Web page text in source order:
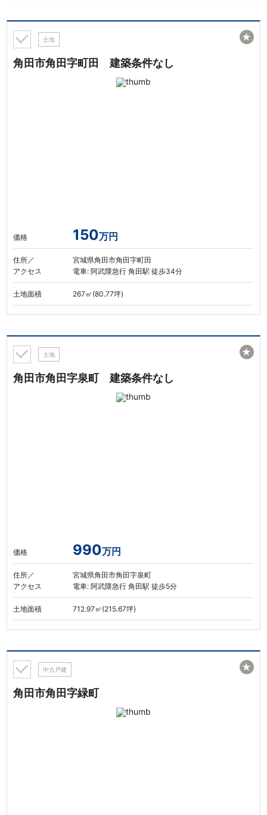
土地
角田市角田字町田 建築条件なし
価格 150万円
住所／
アクセス
宮城県角田市角田字町田
電車: 阿武隈急行 角田駅 徒歩34分
土地面積 267㎡(80.77坪)
★
土地
角田市角田字泉町 建築条件なし
価格 990万円
住所／
アクセス
宮城県角田市角田字泉町
電車: 阿武隈急行 角田駅 徒歩5分
土地面積 712.97㎡(215.67坪)
★
中古戸建
角田市角田字緑町
★